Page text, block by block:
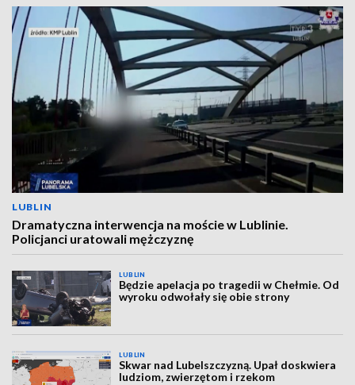
LUBLIN
Dramatyczna interwencja na moście w Lublinie.
Policjanci uratowali mężczyznę
LUBLIN
Będzie apelacja po tragedii w Chełmie. Od
wyroku odwołały się obie strony
LUBLIN
Skwar nad Lubelszczyzną. Upał doskwiera
ludziom, zwierzętom i rzekom